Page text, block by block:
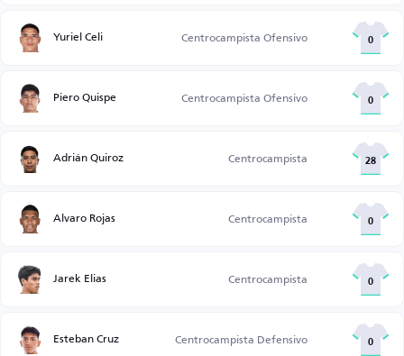
Yuriel Celi Centrocampista Ofensivo 0
Piero Quispe Centrocampista Ofensivo 0
Adrián Quiroz Centrocampista 28
Alvaro Rojas Centrocampista 0
Jarek Elias Centrocampista 0
Esteban Cruz Centrocampista Defensivo 0